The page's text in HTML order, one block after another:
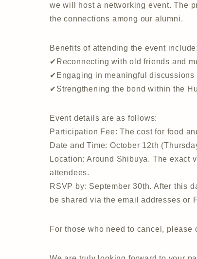
we will host a networking event. The
the connections among our alumni.
Benefits of attending the event include:
✔Reconnecting with old friends and
✔Engaging in meaningful discussions
✔Strengthening the bond within the
Event details are as follows:
Participation Fee: The cost for food
Date and Time: October 12th
Location: Around Shibuya. The exact
attendees.
RSVP by: September 30th. After this
be shared via the email addresses or
For those who need to cancel,